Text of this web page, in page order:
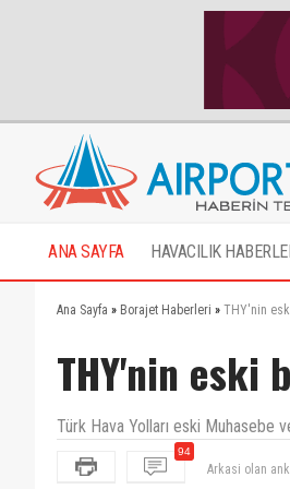
ANA SAYFA HAVACILIK
Ana Sayfa » Borajet Haberleri » THY'nin
THY'nin eski
Türk Hava Yolları eski Muhasebe
94
BORAJET